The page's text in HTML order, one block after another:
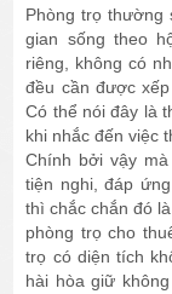
Phòng trọ thường
gian sống theo
riêng, không có
đều cần được
Có thể nói đây là
khi nhắc đến việc
Chính bởi vậy
tiện nghi, đáp
thì chắc chắn đó
phòng trọ cho
trọ có diện tích
hài hòa giữ